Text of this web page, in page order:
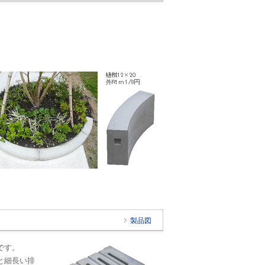
製品図
。
細長い排